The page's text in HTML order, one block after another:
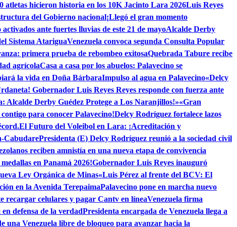
atletas hicieron historia en los 10K Jacinto Lara 2026Luis Reyes
del Gobierno nacional¡Llegó el gran momento
ante fuertes lluvias de este 21 de mayoAlcalde Derby
Sistema AtariguaVenezuela convoca segunda Consulta Popular
primera prueba de rebombeo exitosaQuebrada Tabure recibe
agrícolaCasa a casa por los abuelos: Palavecino se
la vida en Doña BárbaraImpulso al agua en Palavecino«Delcy
Gobernador Luis Reyes Reyes responde con fuerza ante
Alcalde Derby Guédez Protege a Los Naranjillos!»«Gran
para conocer Palavecino!Delcy Rodríguez fortalece lazos
El Futuro del Voleibol en Lara: ¡Acreditación y
CabudarePresidenta (E) Delcy Rodríguez reunió a la sociedad civil
reciben amnistía en una nueva etapa de convivencia
en Panamá 2026!Gobernador Luis Reyes inauguró
Ley Orgánica de Minas«Luis Pérez al frente del BCV: El
en la Avenida TerepaimaPalavecino pone en marcha nuevo
recargar celulares y pagar Cantv en líneaVenezuela firma
defensa de la verdadPresidenta encargada de Venezuela llega a
una Venezuela libre de bloqueo para avanzar hacia la